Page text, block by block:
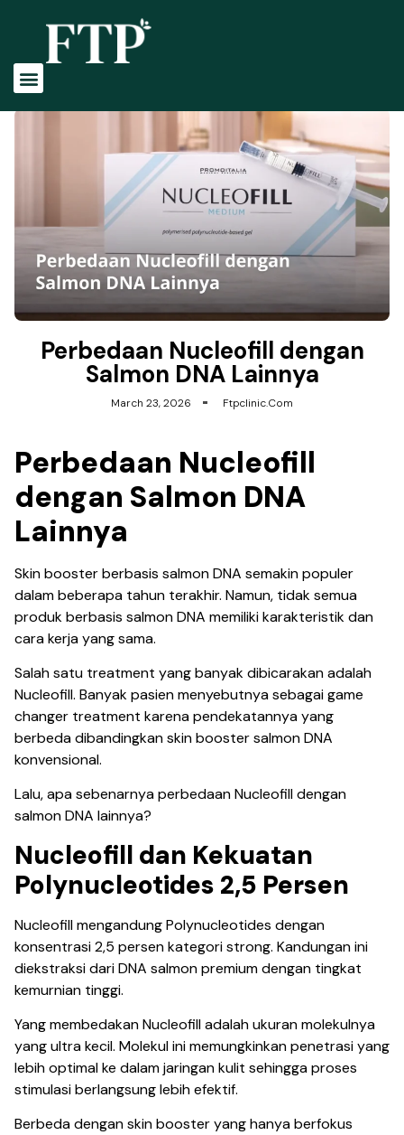
Perbedaan Nucleofill dengan
Salmon DNA Lainnya
March 23, 2026 Ftpclinic.com
Perbedaan Nucleofill
dengan Salmon DNA
Lainnya
Skin booster berbasis salmon DNA semakin populer
dalam beberapa tahun terakhir. Namun, tidak semua
produk berbasis salmon DNA memiliki karakteristik dan
cara kerja yang sama.
Salah satu treatment yang banyak dibicarakan adalah
Nucleofill. Banyak pasien menyebutnya sebagai game
changer treatment karena pendekatannya yang
berbeda dibandingkan skin booster salmon DNA
konvensional.
Lalu, apa sebenarnya perbedaan Nucleofill dengan
salmon DNA lainnya?
Nucleofill dan Kekuatan
Polynucleotides 2,5 Persen
Nucleofill mengandung Polynucleotides dengan
konsentrasi 2,5 persen kategori strong. Kandungan ini
diekstraksi dari DNA salmon premium dengan tingkat
kemurnian tinggi.
Yang membedakan Nucleofill adalah ukuran molekulnya
yang ultra kecil. Molekul ini memungkinkan penetrasi yang
lebih optimal ke dalam jaringan kulit sehingga proses
stimulasi berlangsung lebih efektif.
Berbeda dengan skin booster yang hanya berfokus